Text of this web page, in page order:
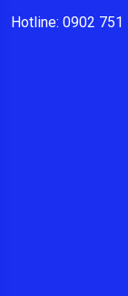
Hotline: 0902 751